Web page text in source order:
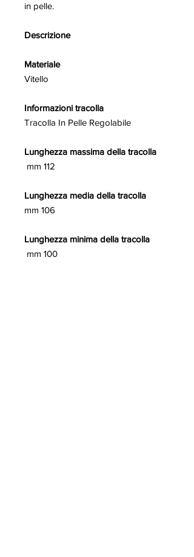
in pelle.
Descrizione
Materiale
Vitello
Informazioni tracolla
Tracolla In Pelle Regolabile
Lunghezza massima della tracolla
mm 112
Lunghezza media della tracolla
mm 106
Lunghezza minima della tracolla
mm 100